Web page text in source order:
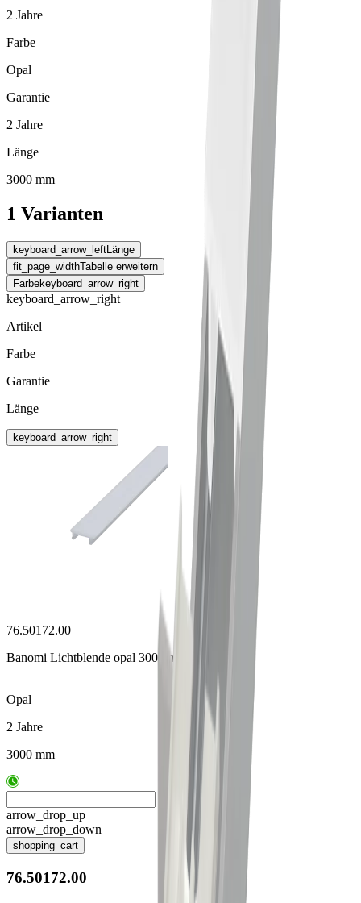
2 Jahre
Farbe
Opal
Garantie
2 Jahre
Länge
3000 mm
1 Varianten
keyboard_arrow_leftLänge
fit_page_widthTabelle erweitern
Farbekeyboard_arrow_right
keyboard_arrow_right
Artikel
Farbe
Garantie
Länge
keyboard_arrow_right
76.50172.00
Banomi Lichtblende opal 3000mm
Opal
2 Jahre
3000 mm
arrow_drop_up
arrow_drop_down
shopping_cart
76.50172.00